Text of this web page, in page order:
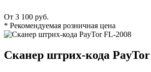
От 3 100 руб.
* Рекомендуемая розничная цена
Сканер штрих-кода